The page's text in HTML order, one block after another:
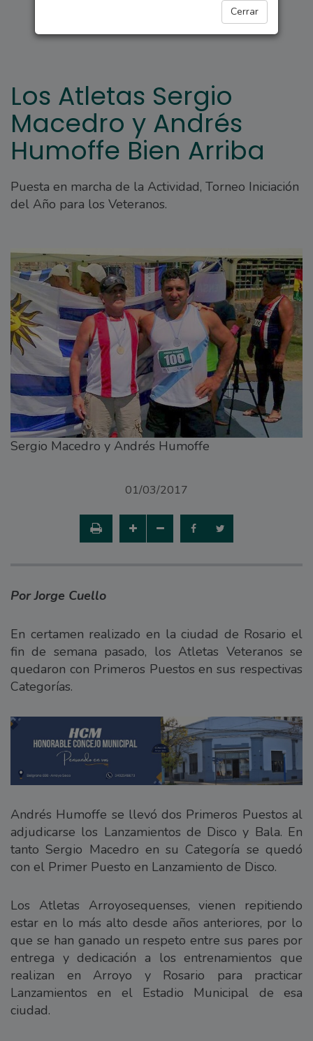
Cerrar
Los Atletas Sergio
Macedro y Andrés
Humoffe Bien Arriba
Puesta en marcha de la Actividad, Torneo Iniciación
del Año para los Veteranos.
Sergio Macedro y Andrés Humoffe
01/03/2017
Por Jorge Cuello
En certamen realizado en la ciudad de Rosario el
fin de semana pasado, los Atletas Veteranos se
quedaron con Primeros Puestos en sus respectivas
Categorías.
Andrés Humoffe se llevó dos Primeros Puestos al
adjudicarse los Lanzamientos de Disco y Bala. En
tanto Sergio Macedro en su Categoría se quedó
con el Primer Puesto en Lanzamiento de Disco.
Los Atletas Arroyosequenses, vienen repitiendo
estar en lo más alto desde años anteriores, por lo
que se han ganado un respeto entre sus pares por
entrega y dedicación a los entrenamientos que
realizan en Arroyo y Rosario para practicar
Lanzamientos en el Estadio Municipal de esa
ciudad.